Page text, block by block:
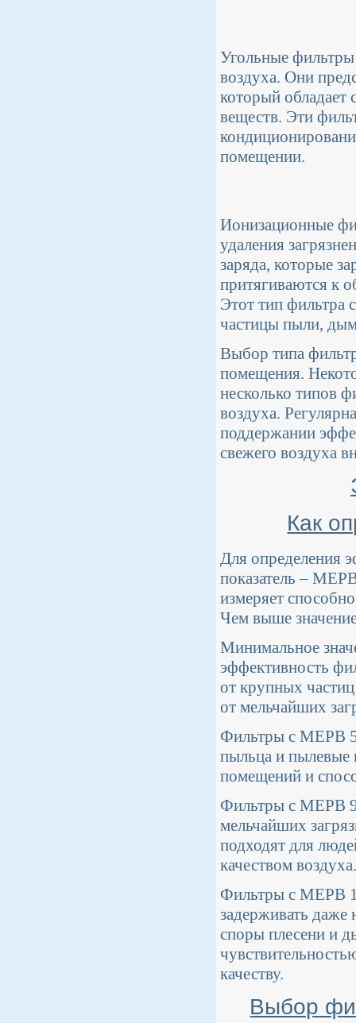
Угольные фильтры
воздуха. Они
который обладает
веществ. Эти
помещении.
Ионизационные
удаления
заряда, которые
притягиваются к
Этот тип фильтра
частицы пыли,
Выбор типа
помещения.
несколько типов
воздуха.
поддержании
свежего воздуха
Как
Для определения
показатель –
измеряет
Чем выше
Минимальное
эффективность
от крупных
от мельчайших
Фильтры с МЕРВ
пыльца и
помещений и
Фильтры с МЕРВ
мельчайших
подходят для
качеством воздуха.
Фильтры с МЕРВ
задерживать
споры плесени и
качеству.
Выбор